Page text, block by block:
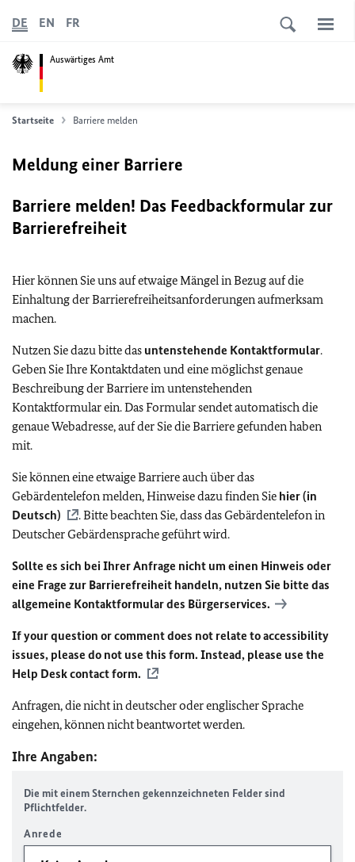
Auswärtiges Amt
DE EN FR
Startseite Barriere melden
Meldung einer Barriere
Barriere melden! Das Feedbackformular zur
Barrierefreiheit
Hier können Sie uns auf etwaige Mängel in Bezug auf die
Einhaltung der Barrierefreiheitsanforderungen aufmerksam
machen.
Nutzen Sie dazu bitte das untenstehende Kontaktformular.
Geben Sie Ihre Kontaktdaten und eine möglichst genaue
Beschreibung der Barriere im untenstehenden
Kontaktformular ein. Das Formular sendet automatisch die
genaue Webadresse, auf der Sie die Barriere gefunden haben
mit.
Sie können eine etwaige Barriere auch über das
Gebärdentelefon melden, Hinweise dazu finden Sie hier (in
Deutsch)
. Bitte beachten Sie, dass das Gebärdentelefon in
Deutscher Gebärdensprache geführt wird.
Sollte es sich bei Ihrer Anfrage nicht um einen Hinweis oder
eine Frage zur Barrierefreiheit handeln, nutzen Sie bitte das
allgemeine Kontaktformular des Bürgerservices.
If your question or comment does not relate to accessibility
issues, please do not use this form. Instead, please use the
Help Desk contact form.
Anfragen, die nicht in deutscher oder englischer Sprache
eingehen, können nicht beantwortet werden.
Ihre Angaben:
Die mit einem Sternchen gekennzeichneten Felder sind
Pflichtfelder.
Anrede